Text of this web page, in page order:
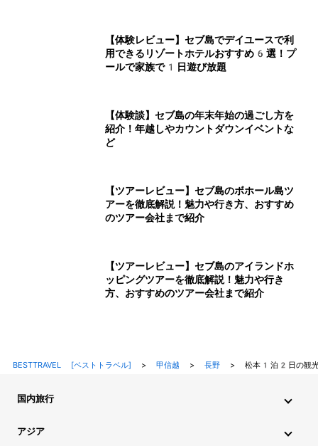
【体験レビュー】セブ島でデイユースで利
用できるリゾートホテルおすすめ6選！プ
ールで家族で1日遊び放題
【体験談】セブ島の年末年始の過ごし方を
紹介！年越しやカウントダウンイベントな
ど
【ツアーレビュー】セブ島のボホール島ツ
アーを徹底解説！魅力や行き方、おすすめ
のツアー会社まで紹介
【ツアーレビュー】セブ島のアイランドホ
ッピングツアーを徹底解説！魅力や行き
方、おすすめのツアー会社まで紹介
BESTTRAVEL [ベストトラベル] > 甲信越 > 長野> 松本1泊2日の観光
国内旅行
アジア